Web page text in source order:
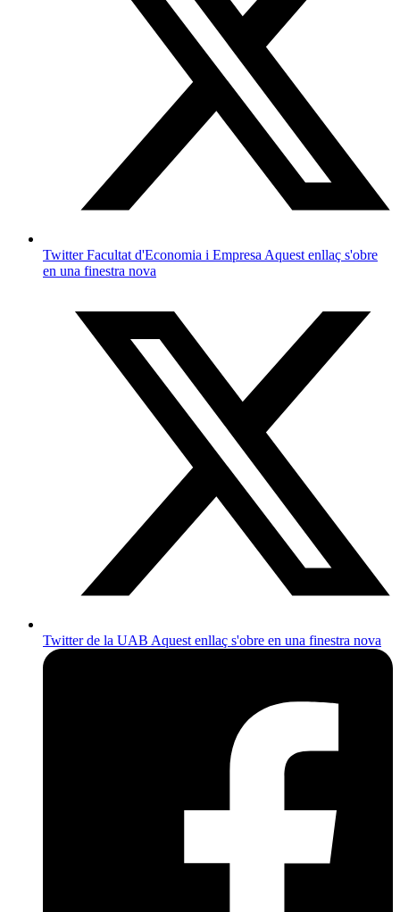
Twitter Facultat d'Economia i EmpresaAquest enllaç s'obre
en una finestra nova
Twitter de la UAB Aquest enllaç s'obre en una finestra nova